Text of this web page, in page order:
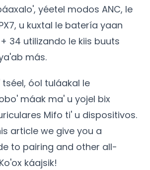
yéetel modos ANC, le
u kuxtal le batería yaan
34 utilizando le kiis buuts
más.
tséel, óol tuláakal le
máak ma' u yojel bix
Mifo ti' u dispositivos.
article we give you a
to pairing and other all-
káajsik!